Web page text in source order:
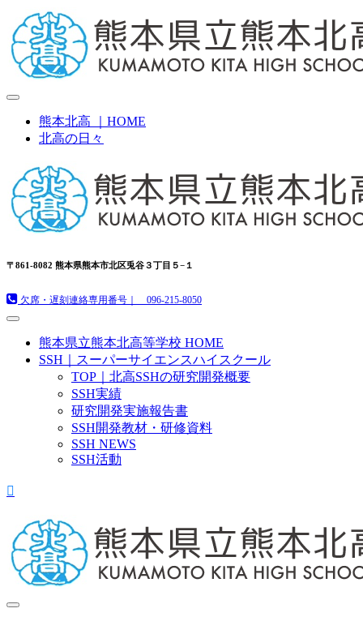
熊本北高 ｜HOME
北高の日々
〒861-8082 熊本県熊本市北区兎谷３丁目５−１
欠席・遅刻連絡専用番号｜ 096-215-8050
熊本県立熊本北高等学校 HOME
SSH｜スーパーサイエンスハイスクール
TOP｜北高SSHの研究開発概要
SSH実績
研究開発実施報告書
SSH開発教材・研修資料
SSH NEWS
SSH活動